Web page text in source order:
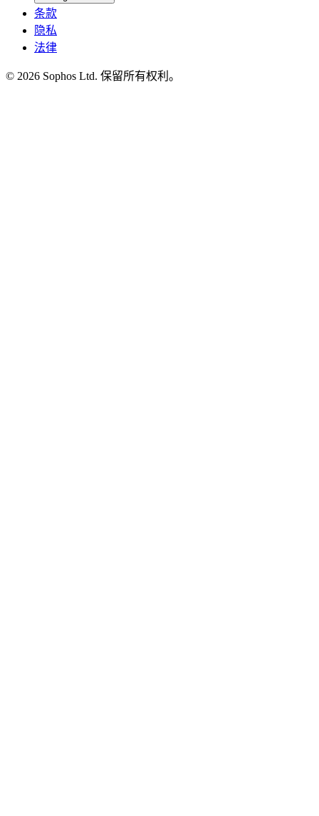
条款
隐私
法律
© 2026 Sophos Ltd. 保留所有权利。